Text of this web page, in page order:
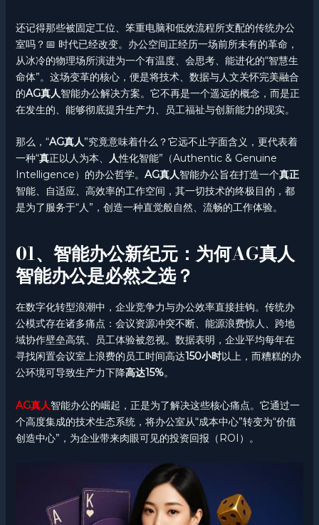
还记得那些被固定工位、笨重电脑和低效流程所支配的传统办公
室吗？📅 时代已经改变。办公空间正经历一场前所未有的革命，
从冰冷的物理场所演进为一个有温度、会思考、能进化的“智慧生
命体”。这场变革的核心，便是将技术、数据与人文关怀完美融合
的AG真人智能办公解决方案。它不再是一个遥远的概念，而是正
在发生的、能够彻底提升生产力、员工福祉与创新能力的现实。
那么，“AG真人”究竟意味着什么？它远不止字面含义，更代表着
一种“真正以人为本、 人性化智能”（Authentic & Genuine
Intelligence）的办公哲学。 AG真人智能办公旨在打造一个真正
智能、自适应、高效率的工作空间，其一切技术的终极目的，都
是为了服务于“人”，创造一种直觉般自然、流畅的工作体验。
01、智能办公新纪元：为何AG真人
智能办公是必然之选？
在数字化转型浪潮中，企业竞争力与办公效率直接挂钩。传统办
公模式存在诸多痛点：会议资源冲突不断、能源浪费惊人、跨地
域协作壁垒高筑、员工体验被忽视。数据表明，企业平均每年在
寻找闲置会议室上浪费的员工时间高达150小时以上，而糟糕的办
公环境可导致生产力下降高达15%。
AG真人智能办公的崛起，正是为了解决这些核心痛点。它通过一
个高度集成的技术生态系统，将办公室从“成本中心”转变为“价值
创造中心”，为企业带来肉眼可见的投资回报（ROI）。